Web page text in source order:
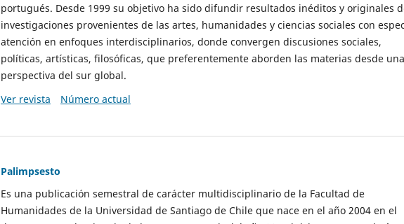
portugués. Desde 1999 su objetivo ha sido difundir resultados inéditos y originales
investigaciones provenientes de las artes, humanidades y ciencias sociales con
atención en enfoques interdisciplinarios, donde convergen discusiones sociales,
políticas, artísticas, filosóficas, que preferentemente aborden las materias desde una
perspectiva del sur global.
Ver revista
Número actual
Palimpsesto
Es una publicación semestral de carácter multidisciplinario de la Facultad de
Humanidades de la Universidad de Santiago de Chile que nace en el año 2004 en el